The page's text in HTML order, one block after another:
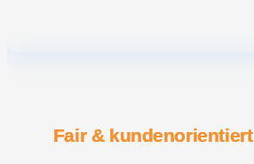
Fair & kundenorientiert